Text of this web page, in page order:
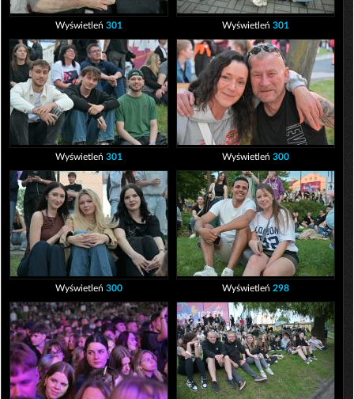
Wyświetleń 301 Wyświetleń 301
Wyświetleń 301 Wyświetleń 300
Wyświetleń 300 Wyświetleń 298